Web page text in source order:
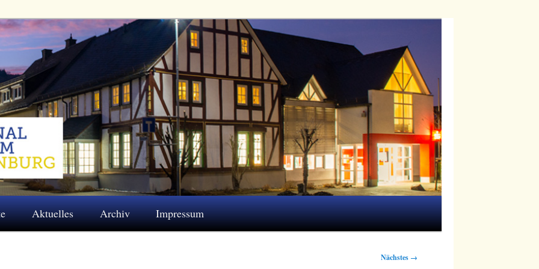
Eschenburg e.V.
Aktuelles Archiv Impressum
Nächstes →